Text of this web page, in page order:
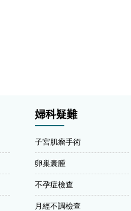
婦科疑難
子宮肌瘤手術
卵巢囊腫
不孕症檢查
月經不調檢查